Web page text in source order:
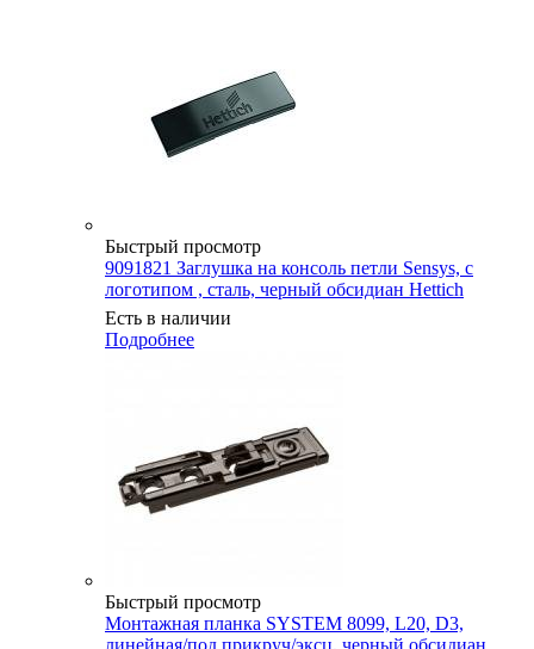
Быстрый просмотр
9091821 Заглушка на консоль петли Sensys, с
логотипом , сталь, черный обсидиан Hettich
Есть в наличии
Подробнее
Быстрый просмотр
Монтажная планка SYSTEM 8099, L20, D3,
линейная/под прикруч/эксц, черный обсидиан